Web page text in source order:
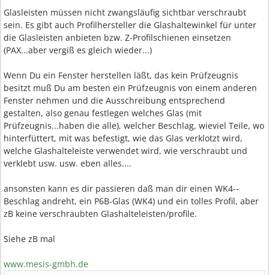
Glasleisten müssen nicht zwangsläufig sichtbar verschraubt
sein. Es gibt auch Profilhersteller die Glashaltewinkel für unter
die Glasleisten anbieten bzw. Z-Profilschienen einsetzen
(PAX...aber vergiß es gleich wieder...)
Wenn Du ein Fenster herstellen läßt, das kein Prüfzeugnis
besitzt muß Du am besten ein Prüfzeugnis von einem anderen
Fenster nehmen und die Ausschreibung entsprechend
gestalten, also genau festlegen welches Glas (mit
Prüfzeugnis...haben die alle), welcher Beschlag, wieviel Teile, wo
hinterfüttert, mit was befestigt, wie das Glas verklotzt wird,
welche Glashalteleiste verwendet wird, wie verschraubt und
verklebt usw. usw. eben alles....
ansonsten kann es dir passieren daß man dir einen WK4--
Beschlag andreht, ein P6B-Glas (WK4) und ein tolles Profil, aber
zB keine verschraubten Glashalteleisten/profile.
Siehe zB mal
www.mesis-gmbh.de